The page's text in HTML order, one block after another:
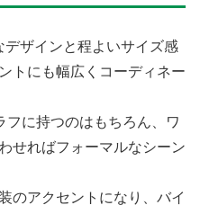
ザインと程よいサイズ感
トにも幅広くコーディネー
フに持つのはもちろん、ワ
せればフォーマルなシーン
のアクセントになり、バイ